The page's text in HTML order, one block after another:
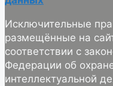
Исключительные
размещённые на
соответствии с
Федерации об
интеллектуальной